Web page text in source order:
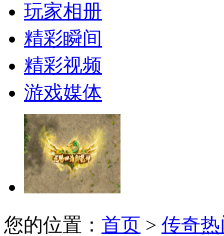
玩家相册
精彩瞬间
精彩视频
游戏媒体
您的位置： 首页 > 传奇